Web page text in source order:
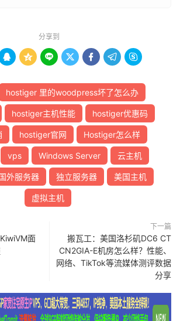
分享到
      
hostiger 里的woodpress坏了怎么办
hostiger主机性能 hostiger优惠码
hostiger官网 Hostiger怎么样
vps Windows Server 云主机
外服务器 独立服务器 美国主机
虚拟主机
面
下一篇
搬瓦工：美国洛杉矶DC6 CT
CN2GIA-E机房怎么样？性能、
网络、TikTok等流媒体测评数据
分享